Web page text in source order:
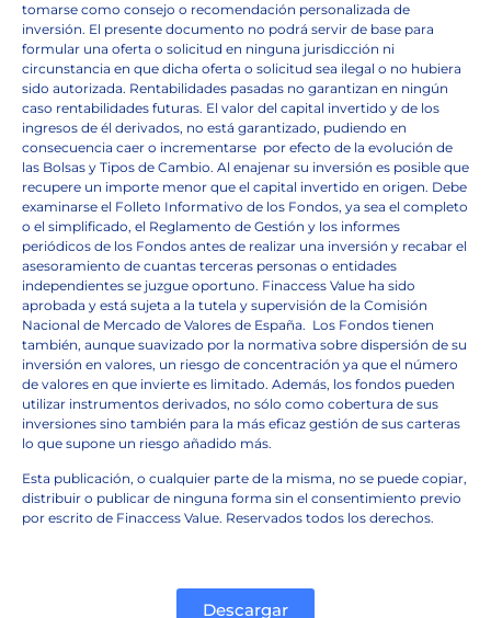
tomarse como consejo o recomendación personalizada de
inversión. El presente documento no podrá servir de base para
formular una oferta o solicitud en ninguna jurisdicción ni
circunstancia en que dicha oferta o solicitud sea ilegal o no hubiera
sido autorizada. Rentabilidades pasadas no garantizan en ningún
caso rentabilidades futuras. El valor del capital invertido y de los
ingresos de él derivados, no está garantizado, pudiendo en
consecuencia caer o incrementarse por efecto de la evolución de
las Bolsas y Tipos de Cambio. Al enajenar su inversión es posible que
recupere un importe menor que el capital invertido en origen. Debe
examinarse el Folleto Informativo de los Fondos, ya sea el completo
o el simplificado, el Reglamento de Gestión y los informes
periódicos de los Fondos antes de realizar una inversión y recabar el
asesoramiento de cuantas terceras personas o entidades
independientes se juzgue oportuno. Finaccess Value ha sido
aprobada y está sujeta a la tutela y supervisión de la Comisión
Nacional de Mercado de Valores de España. Los Fondos tienen
también, aunque suavizado por la normativa sobre dispersión de su
inversión en valores, un riesgo de concentración ya que el número
de valores en que invierte es limitado. Además, los fondos pueden
utilizar instrumentos derivados, no sólo como cobertura de sus
inversiones sino también para la más eficaz gestión de sus carteras
lo que supone un riesgo añadido más.
Esta publicación, o cualquier parte de la misma, no se puede copiar,
distribuir o publicar de ninguna forma sin el consentimiento previo
por escrito de Finaccess Value. Reservados todos los derechos.
Descargar